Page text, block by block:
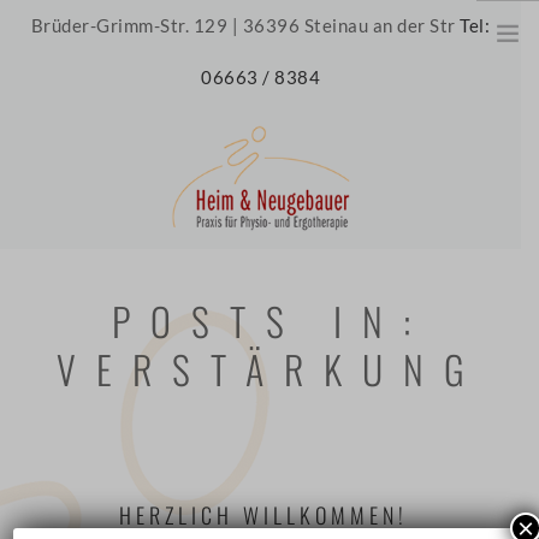
Brüder-Grimm-Str. 129 | 36396 Steinau an der Str Tel:
06663 / 8384
ÜBER UNS
UNSERE PRAXIS
THERAPIE
POSTS IN:
VERSTÄRKUNG
HERZLICH WILLKOMMEN! ×